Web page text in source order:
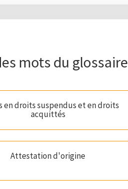
mots du
en droits suspendus et en droits
acquittés
Attestation d'origine